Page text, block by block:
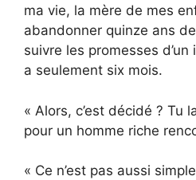
ma vie, la mère de mes
abandonner quinze ans
suivre les promesses
a seulement six mois.
« Alors, c’est décidé ? Tu
pour un homme riche
« Ce n’est pas aussi